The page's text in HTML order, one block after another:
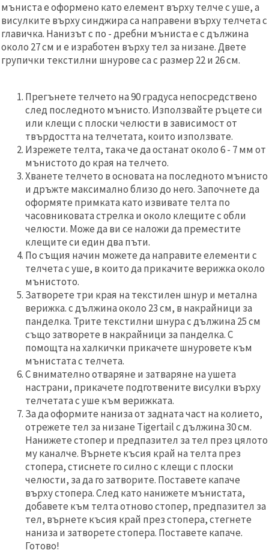
мъниста е оформено като елемент върху телче с уше, а
висулките върху синджира са направени върху телчета с
главичка. Нанизът с по - дребни мъниста е с дължина
около 27 см и е изработен върху тел за низане. Двете
групички текстилни шнурове са с размер 22 и 26 см.
Прегънете телчето на 90 градуса непосредствено
след последното мънисто. Използвайте ръцете си
или клещи с плоски челюсти в зависимост от
твърдостта на телчетата, които използвате.
Изрежете телта, така че да останат около 6 - 7 мм от
мънистото до края на телчето.
Хванете телчето в основата на последното мънисто
и дръжте максимално близо до него. Започнете да
оформяте примката като извивате телта по
часовниковата стрелка и около клещите с обли
челюсти. Може да ви се наложи да преместите
клещите си един два пъти.
По същия начин можете да направите елементи с
телчета с уше, в които да прикачите верижка около
мънистото.
Затворете три края на текстилен шнур и метална
верижка. с дължина около 23 см, в накрайници за
панделка. Трите текстилни шнура с дължина 25 см
също затворете в накрайници за панделка. С
помощта на халкички прикачете шнуровете към
мънистата с телчета.
С внимателно отваряне и затваряне на ушета
настрани, прикачете подготвените висулки върху
телчетата с уше към верижката.
За да оформите наниза от задната част на колието,
отрежете тел за низане Tigertail с дължина 30 см.
Нанижете стопер и предпазител за тел през цялото
му каналче. Върнете късия край на телта през
стопера, стиснете го силно с клещи с плоски
челюсти, за да го затворите. Поставете капаче
върху стопера. След като нанижете мънистата,
добавете към телта отново стопер, предпазител за
тел, върнете късия край през стопера, стегнете
наниза и затворете стопера. Поставете капаче.
Готово!